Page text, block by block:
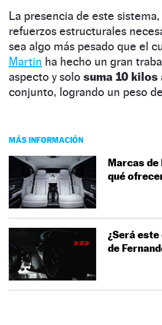
La presencia de este
refuerzos estructurales
sea algo más pesado que el
Martin ha hecho un gran
aspecto y solo suma 10
conjunto, logrando un peso de
MÁS INFORMACIÓN
Marcas de
qué
¿Será
de